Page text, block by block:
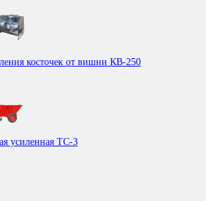
косточек от вишни КВ-250
усиленная ТС-3